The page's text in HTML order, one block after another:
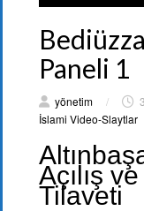
Paneli 1
yönetim /
İslami Video-Slaytlar
Açılış
Tilaveti